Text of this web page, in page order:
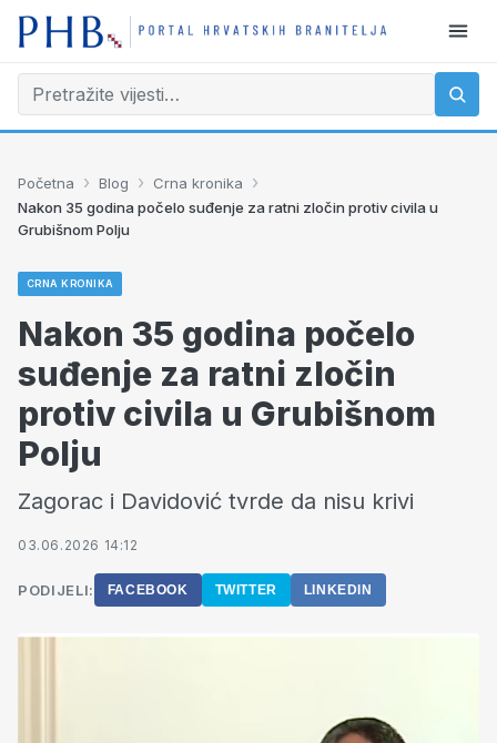
Početna › Blog › Crna kronika ›
Nakon 35 godina počelo suđenje za ratni zločin protiv civila u
Grubišnom Polju
CRNA KRONIKA
Nakon 35 godina počelo
suđenje za ratni zločin
protiv civila u Grubišnom
Polju
Zagorac i Davidović tvrde da nisu krivi
03.06.2026 14:12
PODIJELI: FACEBOOK TWITTER LINKEDIN